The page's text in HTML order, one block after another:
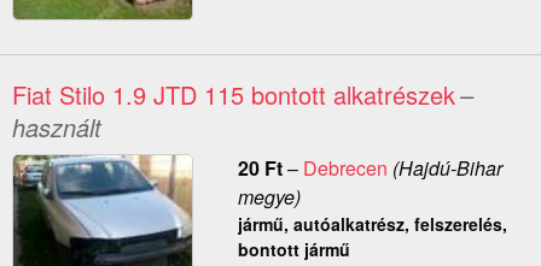
Fiat Stilo 1.9 JTD 115 bontott alkatrészek–
használt
20 Ft– Debrecen (Hajdú-Bihar
megye)
jármű, autóalkatrész, felszerelés,
bontott jármű